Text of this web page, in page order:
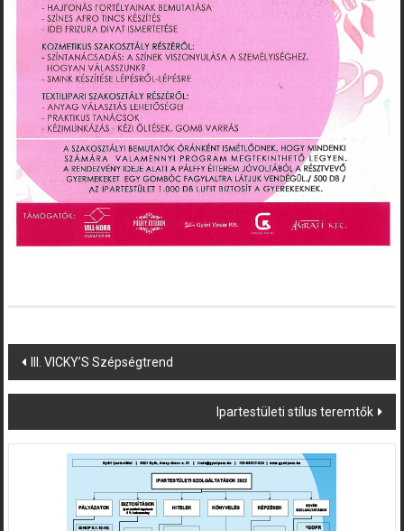
Post
navigation
III. VICKY’S Szépségtrend
Ipartestületi stílus teremtők